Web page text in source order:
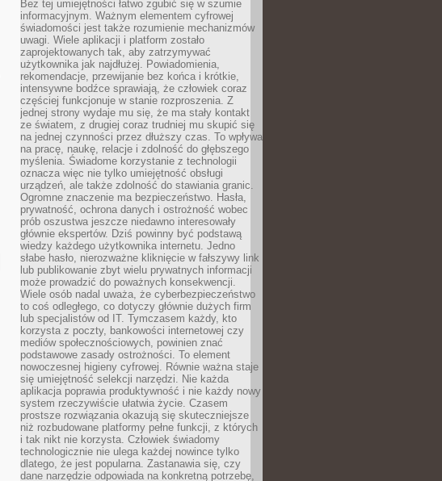
Bez tej umiejętności łatwo zgubić się w szumie
informacyjnym. Ważnym elementem cyfrowej
świadomości jest także rozumienie mechanizmów
uwagi. Wiele aplikacji i platform zostało
zaprojektowanych tak, aby zatrzymywać
użytkownika jak najdłużej. Powiadomienia,
rekomendacje, przewijanie bez końca i krótkie,
intensywne bodźce sprawiają, że człowiek coraz
częściej funkcjonuje w stanie rozproszenia. Z
jednej strony wydaje mu się, że ma stały kontakt
ze światem, z drugiej coraz trudniej mu skupić się
na jednej czynności przez dłuższy czas. To wpływa
na pracę, naukę, relacje i zdolność do głębszego
myślenia. Świadome korzystanie z technologii
oznacza więc nie tylko umiejętność obsługi
urządzeń, ale także zdolność do stawiania granic.
Ogromne znaczenie ma bezpieczeństwo. Hasła,
prywatność, ochrona danych i ostrożność wobec
prób oszustwa jeszcze niedawno interesowały
głównie ekspertów. Dziś powinny być podstawą
wiedzy każdego użytkownika internetu. Jedno
słabe hasło, nierozważne kliknięcie w fałszywy link
lub publikowanie zbyt wielu prywatnych informacji
może prowadzić do poważnych konsekwencji.
Wiele osób nadal uważa, że cyberbezpieczeństwo
to coś odległego, co dotyczy głównie dużych firm
lub specjalistów od IT. Tymczasem każdy, kto
korzysta z poczty, bankowości internetowej czy
mediów społecznościowych, powinien znać
podstawowe zasady ostrożności. To element
nowoczesnej higieny cyfrowej. Równie ważna staje
się umiejętność selekcji narzędzi. Nie każda
aplikacja poprawia produktywność i nie każdy nowy
system rzeczywiście ułatwia życie. Czasem
prostsze rozwiązania okazują się skuteczniejsze
niż rozbudowane platformy pełne funkcji, z których
i tak nikt nie korzysta. Człowiek świadomy
technologicznie nie ulega każdej nowince tylko
dlatego, że jest popularna. Zastanawia się, czy
dane narzędzie odpowiada na konkretną potrzebę,